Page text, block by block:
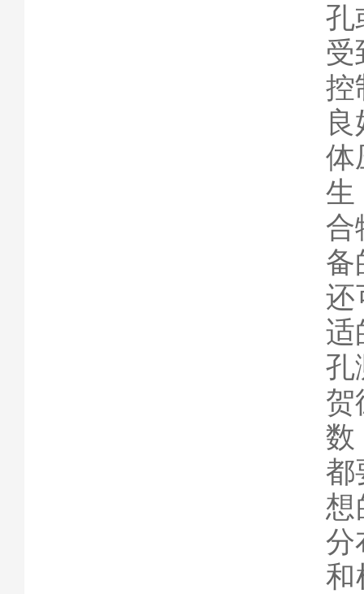
孔
受
控
体
生
合
备
还
适
孔
贺
数
都
想
分
和